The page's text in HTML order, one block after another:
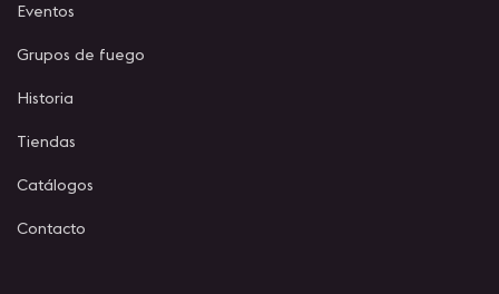
Eventos
Grupos de fuego
Historia
Tiendas
Catálogos
Contacto